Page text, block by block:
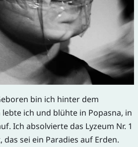
bin ich hinter dem
ich und blühte in Popasna, in
Ich absolvierte das Lyzeum Nr. 1
das sei ein Paradies auf Erden.